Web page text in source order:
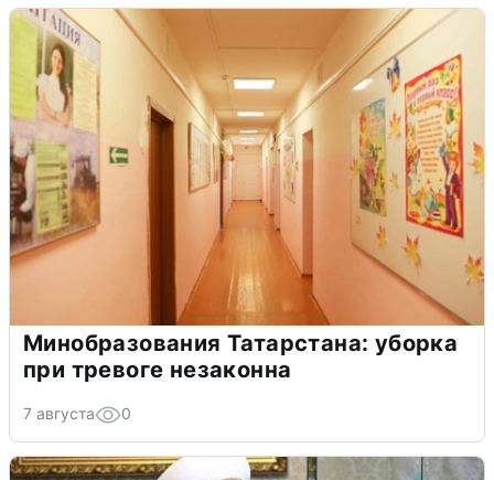
Минобразования Татарстана: уборка
при тревоге незаконна
7 августа 0